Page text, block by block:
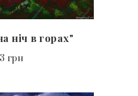
ніч в горах"
грн